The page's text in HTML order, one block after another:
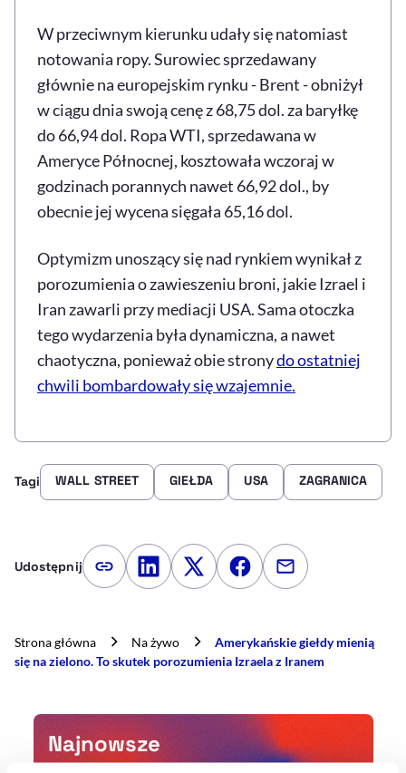
W przeciwnym kierunku udały się natomiast
notowania ropy. Surowiec sprzedawany
głównie na europejskim rynku - Brent - obniżył
w ciągu dnia swoją cenę z 68,75 dol. za baryłkę
do 66,94 dol. Ropa WTI, sprzedawana w
Ameryce Północnej, kosztowała wczoraj w
godzinach porannych nawet 66,92 dol., by
obecnie jej wycena sięgała 65,16 dol.
Optymizm unoszący się nad rynkiem wynikał z
porozumienia o zawieszeniu broni, jakie Izrael i
Iran zawarli przy mediacji USA. Sama otoczka
tego wydarzenia była dynamiczna, a nawet
chaotyczna, ponieważ obie stronydo ostatniej
chwili bombardowały się wzajemnie.
Najnowsze
Tagi WALL STREET GIEŁDA USA ZAGRANICA
Udostępnij Kopiuj link artykułu
Udostępnij na LinkedIn
Udostępnij na Twitterze
Udostępnij na
Udostępnij
Strona główna Na żywo
Amerykańskie giełdy mienią
się na zielono. To skutek porozumienia Izraela z Iranem